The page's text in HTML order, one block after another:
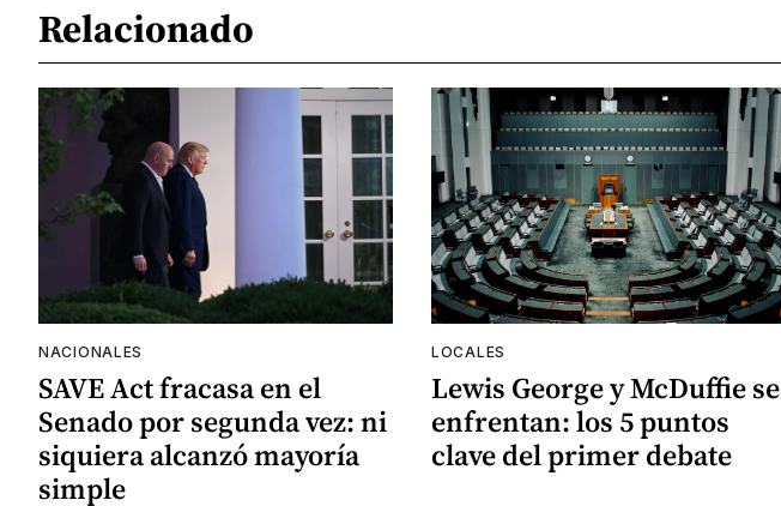
Relacionado
NACIONALES
SAVE Act fracasa en el
Senado por segunda vez: ni
siquiera alcanzó mayoría
simple
LOCALES
Lewis George y McDuffie se
enfrentan: los 5 puntos
clave del primer debate